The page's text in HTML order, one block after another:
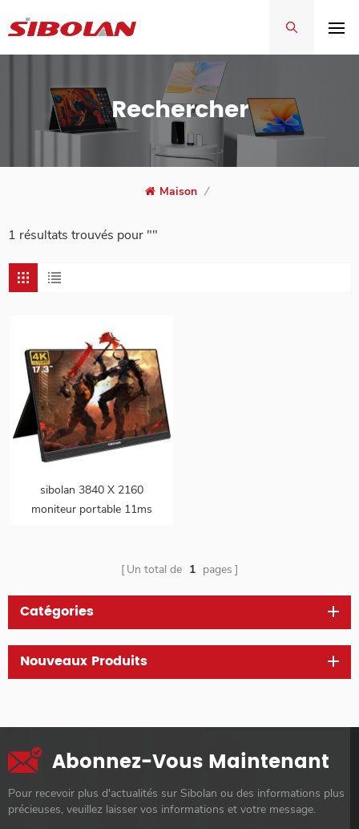
Rechercher
Maison /
1 résultats trouvés pour ""
sibolan 3840 X 2160
moniteur portable 11ms
Un total de 1 pages
Catégories
Nouveaux Produits
Abonnez-Vous Maintenant
Pour recevoir plus d'actualités sur Sibolan ou des informations plus
précieuses, veuillez laisser vos informations et votre message.